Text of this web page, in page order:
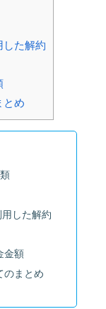
た解約
とめ
した解約
金額
のまとめ